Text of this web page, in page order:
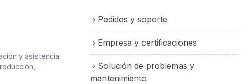
y asistencia
Pedidos y soporte
Empresa y certificaciones
Solución de problemas y
mantenimiento